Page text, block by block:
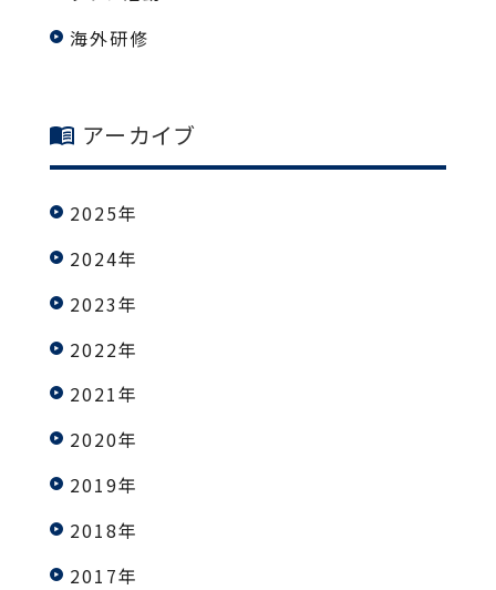
海外研修
アーカイブ
2025年
2024年
2023年
2022年
2021年
2020年
2019年
2018年
2017年